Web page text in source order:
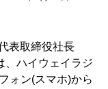
表取締役社長
、ハイウェイラジ
ォン(スマホ)から